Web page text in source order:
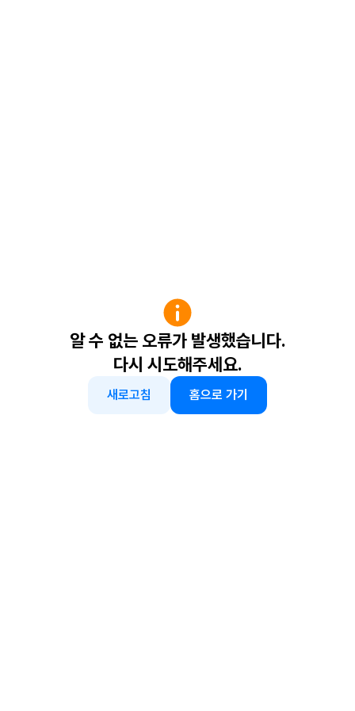
알 수 없는 오류가 발생했습니다.
다시 시도해주세요.
새로고침 홈으로 가기